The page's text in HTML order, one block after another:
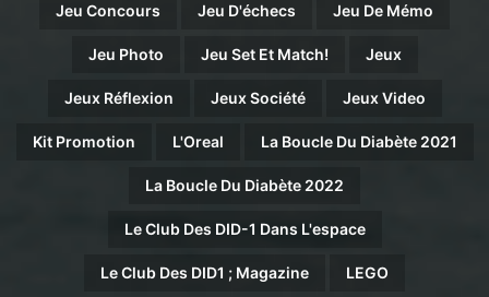
Jeu Concours Jeu D'échecs Jeu De Mémo
Jeu Photo Jeu Set Et Match! Jeux
Jeux Réflexion Jeux Société Jeux Video
Kit Promotion L'Oreal La Boucle Du Diabète 2021
La Boucle Du Diabète 2022
Le Club Des DID-1 Dans L'espace
Le Club Des DID1 ; Magazine LEGO